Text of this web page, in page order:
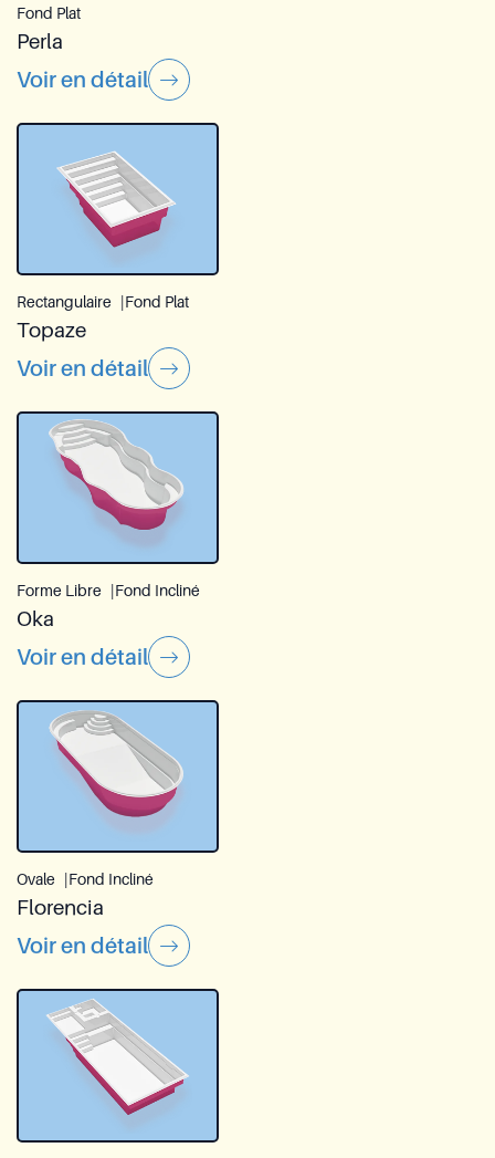
Fond Plat
Perla
Voir en détail
Rectangulaire Fond Plat
Topaze
Voir en détail
Forme Libre Fond Incliné
Oka
Voir en détail
Ovale Fond Incliné
Florencia
Voir en détail